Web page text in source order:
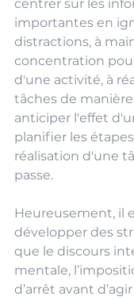
centrer sur les
importantes en
distractions, à
concentration
d'une activité, à
tâches de
anticiper l'effet
planifier les
réalisation d'une
passe.
Heureusement, il
développer des
que le discours
mentale,
d’arrêt avant